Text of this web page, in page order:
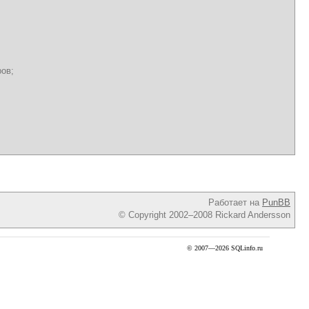
Работает на PunBB
© Copyright 2002–2008 Rickard Andersson
© 2007—2026 SQLinfo.ru